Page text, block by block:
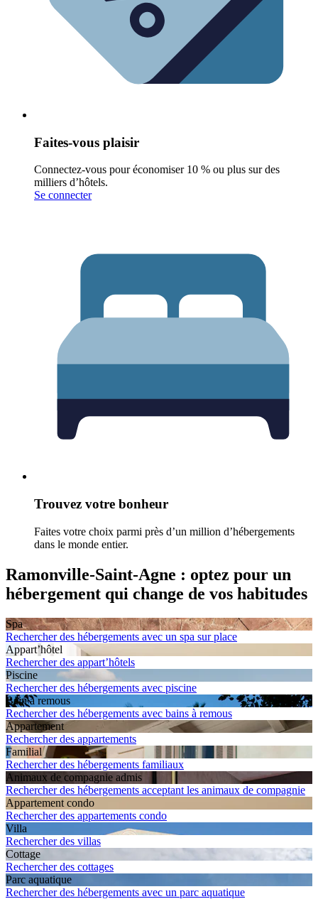
Faites-vous plaisir
Connectez-vous pour économiser 10 % ou plus sur des
milliers d’hôtels.
Se connecter
Trouvez votre bonheur
Faites votre choix parmi près d’un million d’hébergements
dans le monde entier.
Ramonville-Saint-Agne : optez pour un
hébergement qui change de vos habitudes
Spa
Rechercher des hébergements avec un spa sur place
Appart’hôtel
Rechercher des appart’hôtels
Piscine
Rechercher des hébergements avec piscine
Bain à remous
Rechercher des hébergements avec bains à remous
Apparte­ment
Rechercher des appartements
Familial
Rechercher des hébergements familiaux
Animaux de compagnie admis
Rechercher des hébergements acceptant les animaux de compagnie
Apparte­ment condo
Rechercher des appartements condo
Villa
Rechercher des villas
Cottage
Rechercher des cottages
Parc aquatique
Rechercher des hébergements avec un parc aquatique